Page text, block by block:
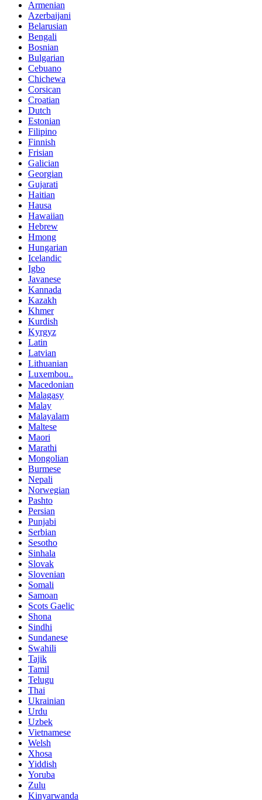
Armenian
Azerbaijani
Belarusian
Bengali
Bosnian
Bulgarian
Cebuano
Chichewa
Corsican
Croatian
Dutch
Estonian
Filipino
Finnish
Frisian
Galician
Georgian
Gujarati
Haitian
Hausa
Hawaiian
Hebrew
Hmong
Hungarian
Icelandic
Igbo
Javanese
Kannada
Kazakh
Khmer
Kurdish
Kyrgyz
Latin
Latvian
Lithuanian
Luxembou..
Macedonian
Malagasy
Malay
Malayalam
Maltese
Maori
Marathi
Mongolian
Burmese
Nepali
Norwegian
Pashto
Persian
Punjabi
Serbian
Sesotho
Sinhala
Slovak
Slovenian
Somali
Samoan
Scots Gaelic
Shona
Sindhi
Sundanese
Swahili
Tajik
Tamil
Telugu
Thai
Ukrainian
Urdu
Uzbek
Vietnamese
Welsh
Xhosa
Yiddish
Yoruba
Zulu
Kinyarwanda